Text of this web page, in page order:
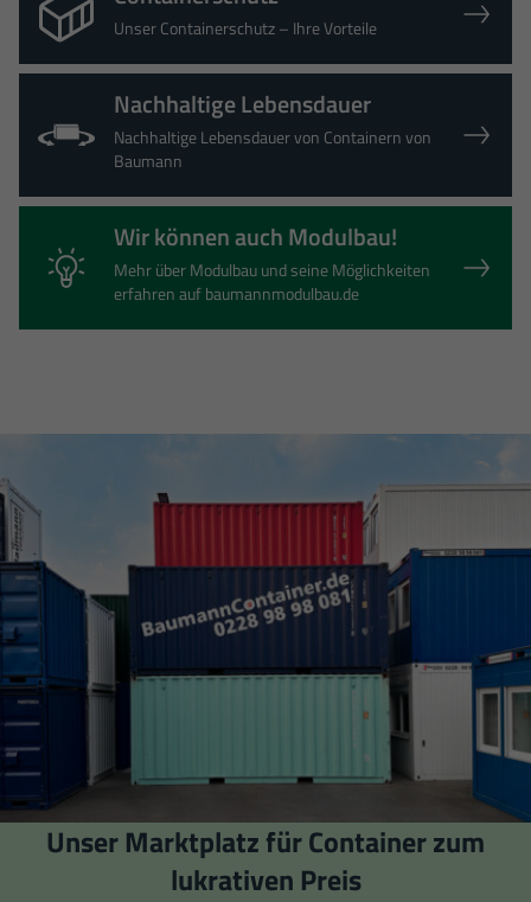
Unser Containerschutz – Ihre Vorteile
Nachhaltige Lebensdauer
Nachhaltige Lebensdauer von Containern von
Baumann
Wir können auch Modulbau!
Mehr über Modulbau und seine Möglichkeiten
erfahren auf baumannmodulbau.de
Unser Marktplatz für Container zum
lukrativen Preis